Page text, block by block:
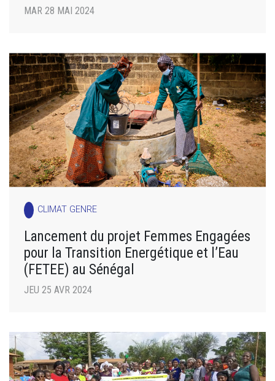
MAR 28 MAI 2024
CLIMAT GENRE
Lancement du projet Femmes Engagées
pour la Transition Energétique et l’Eau
(FETEE) au Sénégal
JEU 25 AVR 2024